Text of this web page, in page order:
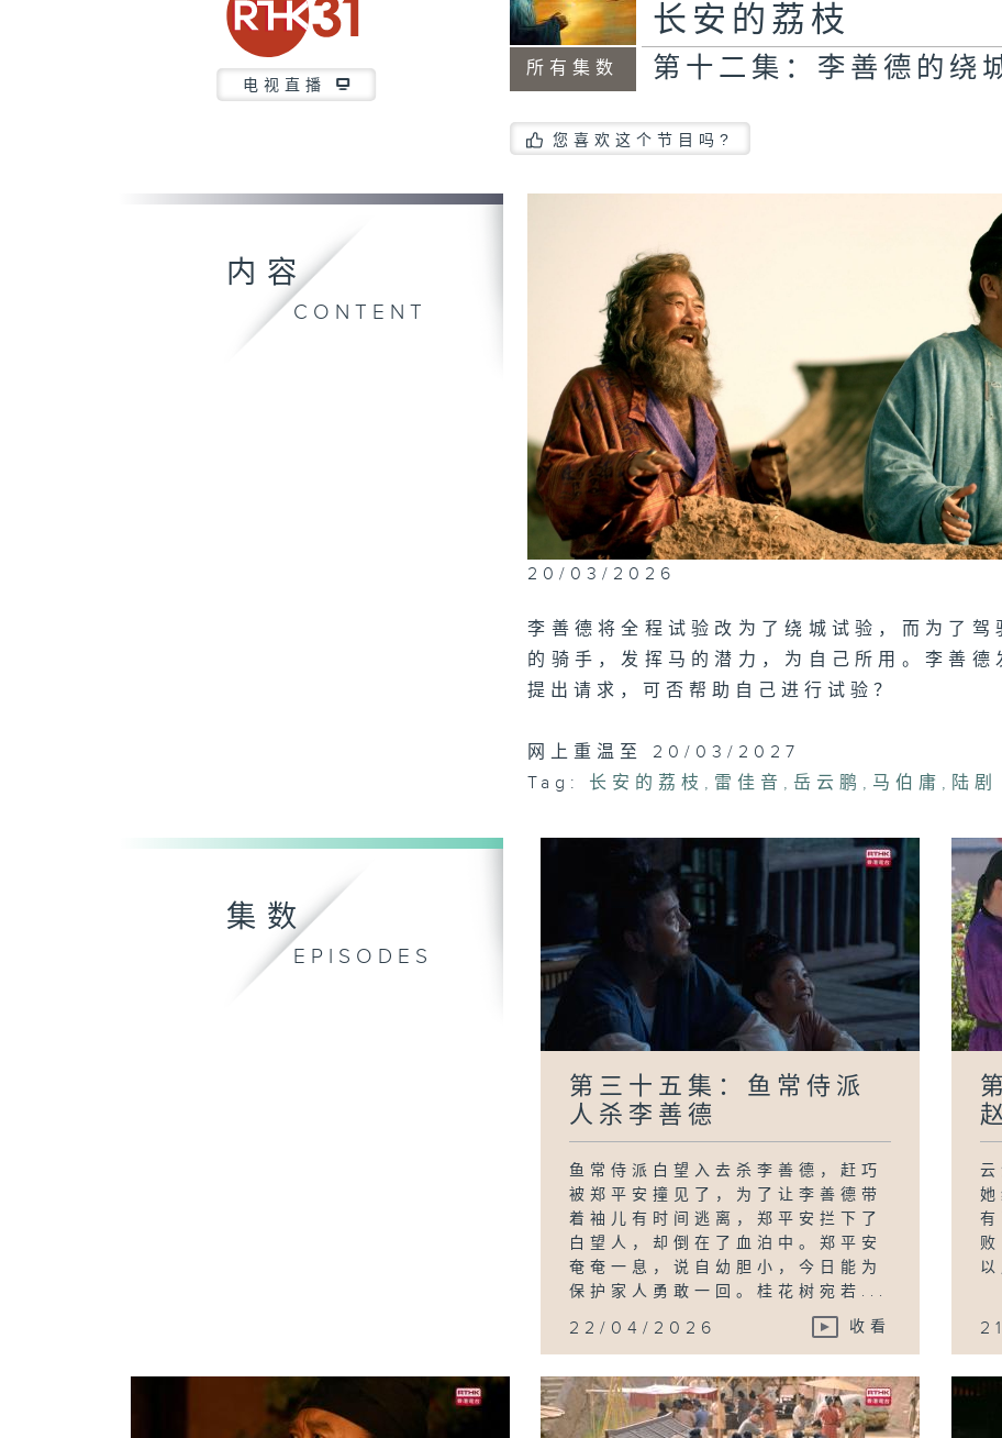
第
给鱼
第二
恩与
枝转
第二
德拿
第二
侍办
第二
德求
电视直播
所有集数
长安的荔枝
第十二集：李善德的绕
您喜欢这个节目吗?
内容
CONTENT
20/03/2026
李善德将全程试验改为了绕城试验，而为了
的骑手，发挥马的潜力，为自己所用。李善
提出请求，可否帮助自己进行试验？
网上重温至 20/03/2027
Tag:
长安的荔枝 , 雷佳音 ,岳云鹏 , 马伯庸 , 陆剧
集数
EPISODES
第三十五集：鱼常侍派
人杀李善德
鱼常侍派白望入去杀李善德，赶巧
被郑平安撞见了，为了让李善德带
着袖儿有时间逃离，郑平安拦下了
白望人，却倒在了血泊中。郑平安
奄奄一息，说自幼胆小，今日能为
保护家人勇敢一回。桂花树宛若...
22/04/2026 收看